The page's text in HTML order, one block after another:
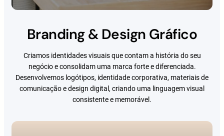
Branding & Design Gráfico
Criamos identidades visuais que contam a história do seu
negócio e consolidam uma marca forte e diferenciada.
Desenvolvemos logótipos, identidade corporativa, materiais de
comunicação e design digital, criando uma linguagem visual
consistente e memorável.